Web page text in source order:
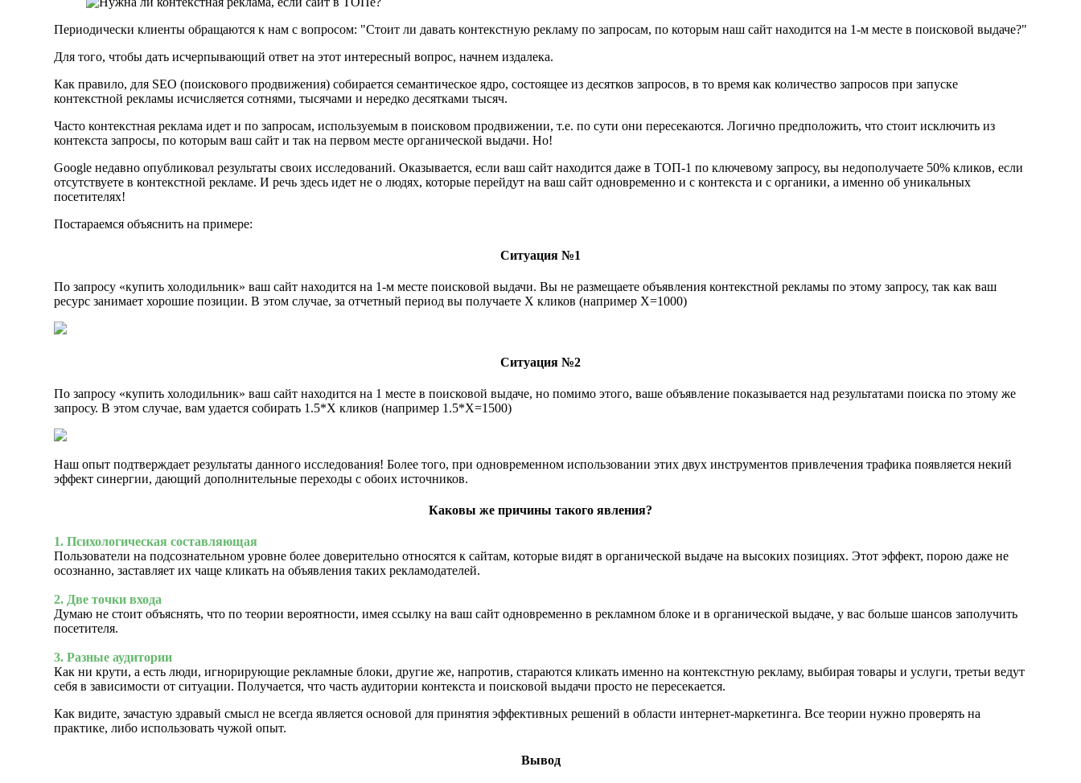
Периодически клиенты обращаются к нам с вопросом: "Стоит ли давать контекстную рекламу по запросам, по которым наш сайт находится на 1-м месте в поисковой выдаче?"
Для того, чтобы дать исчерпывающий ответ на этот интересный вопрос, начнем издалека.
Как правило, для SEO (поискового продвижения) собирается семантическое ядро, состоящее из десятков запросов, в то время как количество запросов при запуске
контекстной рекламы исчисляется сотнями, тысячами и нередко десятками тысяч.
Часто контекстная реклама идет и по запросам, используемым в поисковом продвижении, т.е. по сути они пересекаются. Логично предположить, что стоит исключить из
контекста запросы, по которым ваш сайт и так на первом месте органической выдачи. Но!
Google недавно опубликовал результаты своих исследований. Оказывается, если ваш сайт находится даже в ТОП-1 по ключевому запросу, вы недополучаете 50% кликов, если
отсутствуете в контекстной рекламе. И речь здесь идет не о людях, которые перейдут на ваш сайт одновременно и с контекста и с органики, а именно об уникальных
посетителях!
Постараемся объяснить на примере:
Ситуация №1
По запросу «купить холодильник» ваш сайт находится на 1-м месте поисковой выдачи. Вы не размещаете объявления контекстной рекламы по этому запросу, так как ваш
ресурс занимает хорошие позиции. В этом случае, за отчетный период вы получаете X кликов (например X=1000)
Ситуация №2
По запросу «купить холодильник» ваш сайт находится на 1 месте в поисковой выдаче, но помимо этого, ваше объявление показывается над результатами поиска по этому же
запросу. В этом случае, вам удается собирать 1.5*X кликов (например 1.5*X=1500)
Наш опыт подтверждает результаты данного исследования! Более того, при одновременном использовании этих двух инструментов привлечения трафика появляется некий
эффект синергии, дающий дополнительные переходы с обоих источников.
Каковы же причины такого явления?
1. Психологическая составляющая
Пользователи на подсознательном уровне более доверительно относятся к сайтам, которые видят в органической выдаче на высоких позициях. Этот эффект, порою даже не
осознанно, заставляет их чаще кликать на объявления таких рекламодателей.
2. Две точки входа
Думаю не стоит объяснять, что по теории вероятности, имея ссылку на ваш сайт одновременно в рекламном блоке и в органической выдаче, у вас больше шансов заполучить
посетителя.
3. Разные аудитории
Как ни крути, а есть люди, игнорирующие рекламные блоки, другие же, напротив, стараются кликать именно на контекстную рекламу, выбирая товары и услуги, третьи ведут
себя в зависимости от ситуации. Получается, что часть аудитории контекста и поисковой выдачи просто не пересекается.
Как видите, зачастую здравый смысл не всегда является основой для принятия эффективных решений в области интернет-маркетинга. Все теории нужно проверять на
практике, либо использовать чужой опыт.
Вывод